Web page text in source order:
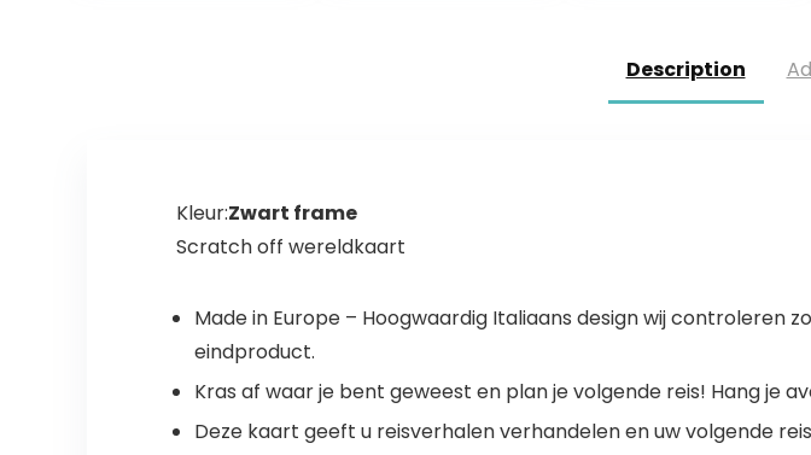
Description
Kleur:Zwart frame
Scratch off wereldkaart
Made in Europe – Hoogwaardig Italiaans design wij
eindproduct.
Kras af waar je bent geweest en plan je volgende reis! Hang je
Deze kaart geeft u reisverhalen verhandelen en uw volgende